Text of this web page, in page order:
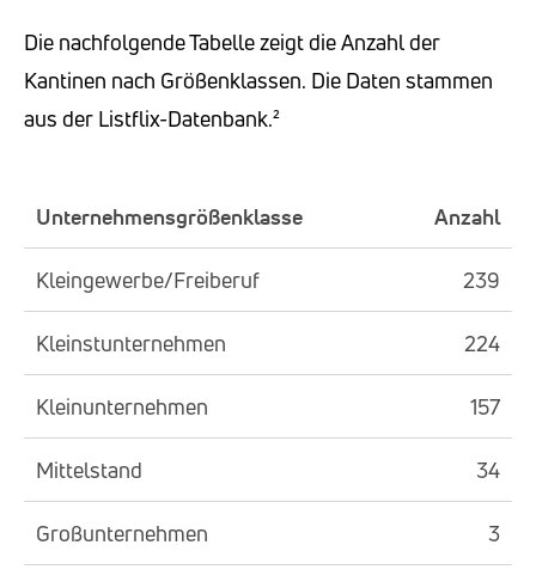
Die nachfolgende Tabelle zeigt die Anzahl der
Kantinen nach Größenklassen. Die Daten stammen
aus der Listflix-Datenbank.²
Unternehmensgrößenklasse Anzahl
Kleingewerbe/Freiberuf 239
Kleinstunternehmen 224
Kleinunternehmen 157
Mittelstand 34
Großunternehmen 3